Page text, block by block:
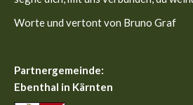
Worte und vertont von Bruno Graf
Partnergemeinde:
Ebenthal in Kärnten